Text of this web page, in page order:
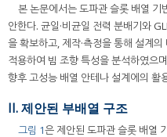
본 논문에서는 도파관 슬롯 배열 기
안한다. 균일·비균일 전력 분배기와
을 확보하고, 제작·측정을 통해 설계
적용하여 빔 조향 특성을 분석하였으
향후 고성능 배열 안테나 설계에의 활
II. 제안된 부배열 구조
그림 1은 제안된 도파관 슬롯 배열